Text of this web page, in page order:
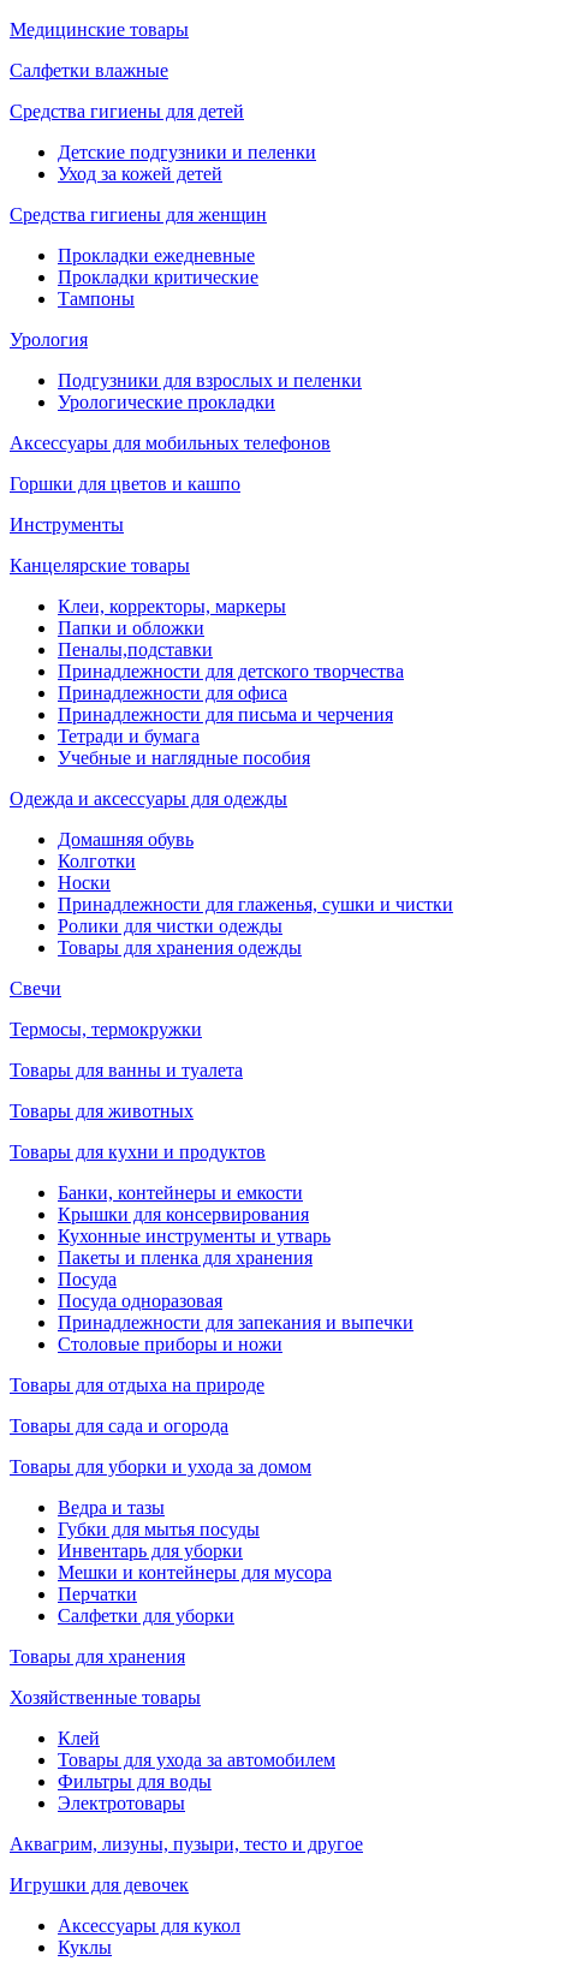
Медицинские товары
Салфетки влажные
Средства гигиены для детей
Детские подгузники и пеленки
Уход за кожей детей
Средства гигиены для женщин
Прокладки ежедневные
Прокладки критические
Тампоны
Урология
Подгузники для взрослых и пеленки
Урологические прокладки
Аксессуары для мобильных телефонов
Горшки для цветов и кашпо
Инструменты
Канцелярские товары
Клеи, корректоры, маркеры
Папки и обложки
Пеналы,подставки
Принадлежности для детского творчества
Принадлежности для офиса
Принадлежности для письма и черчения
Тетради и бумага
Учебные и наглядные пособия
Одежда и аксессуары для одежды
Домашняя обувь
Колготки
Носки
Принадлежности для глаженья, сушки и чистки
Ролики для чистки одежды
Товары для хранения одежды
Свечи
Термосы, термокружки
Товары для ванны и туалета
Товары для животных
Товары для кухни и продуктов
Банки, контейнеры и емкости
Крышки для консервирования
Кухонные инструменты и утварь
Пакеты и пленка для хранения
Посуда
Посуда одноразовая
Принадлежности для запекания и выпечки
Столовые приборы и ножи
Товары для отдыха на природе
Товары для сада и огорода
Товары для уборки и ухода за домом
Ведра и тазы
Губки для мытья посуды
Инвентарь для уборки
Мешки и контейнеры для мусора
Перчатки
Салфетки для уборки
Товары для хранения
Хозяйственные товары
Клей
Товары для ухода за автомобилем
Фильтры для воды
Электротовары
Аквагрим, лизуны, пузыри, тесто и другое
Игрушки для девочек
Аксессуары для кукол
Куклы